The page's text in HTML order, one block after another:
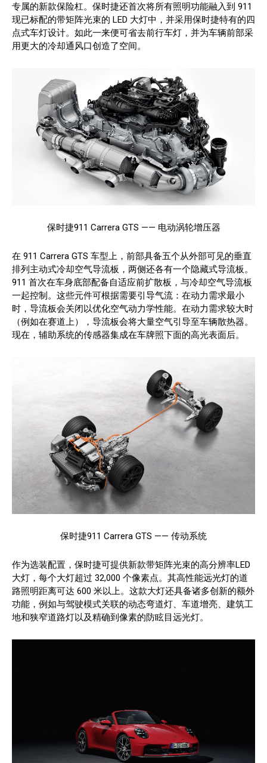
专属的新款保险杠。保时捷还首次将所有照明功能融入到 911
现已标配的带矩阵光束的 LED 大灯中，并采用保时捷特有的四
点式车灯设计。如此一来便可省去前行车灯，并为车辆前部采
用更大的冷却通风口创造了空间。
保时捷911 Carrera GTS —— 电动涡轮增压器
在 911 Carrera GTS 车型上，前部具备五个从外部可见的垂直
排列主动式冷却空气导流板，两侧还各有一个隐藏式导流板。
911 首次在车身底部配备自适应前扩散板，与冷却空气导流板
一起控制。这些元件可根据需要引导气流：在动力需求最小
时，导流板会关闭以优化空气动力学性能。在动力需求较大时
（例如在赛道上），导流板会将大量空气引导至车辆散热器。
现在，辅助系统的传感器集成在车牌照下面的高光表面后。
保时捷911 Carrera GTS —— 传动系统
作为选装配置，保时捷可提供新款带矩阵光束的高分辨率LED
大灯，每个大灯超过 32,000 个像素点。其高性能远光灯的道
路照明距离可达 600 米以上。这款大灯还具备诸多创新的额外
功能，例如与驾驶模式关联的动态弯道灯、车道增亮、建筑工
地和狭窄道路灯以及精确到像素的防眩目远光灯。